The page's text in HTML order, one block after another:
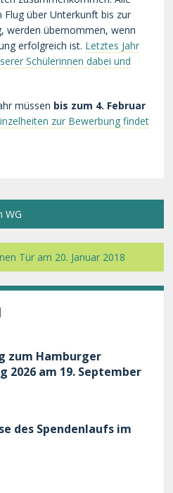
Flug über Unterkunft bis zur
werden übernommen, wenn
erfolgreich ist. Letztes Jahr
Schülerinnen dabei und
müssen bis zum 4. Februar
zur Bewerbung findet
WG
Tür am 20. Januar 2018
zum Hamburger
2026 am 19. September
des Spendenlaufs im